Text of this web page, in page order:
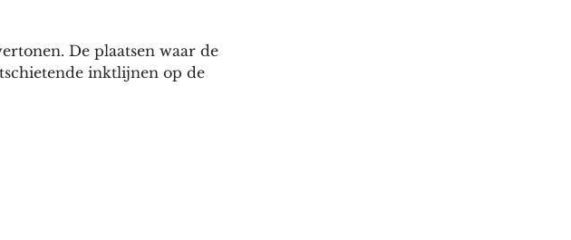
De plaatsen waar de
inktlijnen op de